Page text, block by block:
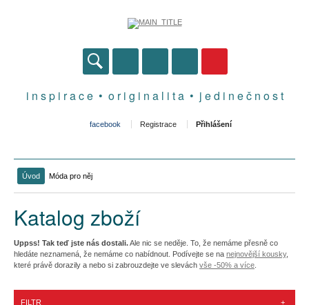
i n s p i r a c e • o r i g i n a l i t a • j e d i n e č n o s t
facebook Registrace Přihlášení
Úvod Móda pro něj
Katalog zboží
Uppss! Tak teď jste nás dostali.Ale nic se neděje. To, že nemáme přesně co
hledáte neznamená, že nemáme co nabídnout. Podívejte se na nejnovější kousky,
které právě dorazily a nebo si zabrouzdejte ve slevách vše -50% a více
FILTR +